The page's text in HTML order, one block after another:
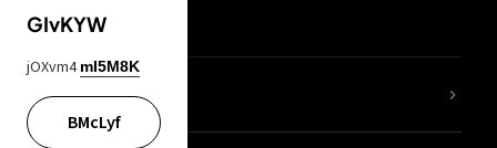
65A04M
GIvKYW
jOXvm4 mI5M8K
BMcLyf